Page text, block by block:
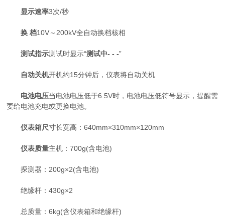
显示速率3次/秒
换 档10V～200kV全自动换档核相
测试指示测试时显示“测试中- - -”
自动关机开机约15分钟后，仪表将自动关机
电池电压当电池电压低于6.5V时，电池电压低符号显示，提醒需
要给电池充电或更换电池。
仪表箱尺寸长宽高：640mm×310mm×120mm
仪表质量主机：700g(含电池)
探测器：200g×2(含电池)
绝缘杆：430g×2
总质量：6kg(含仪表箱和绝缘杆)